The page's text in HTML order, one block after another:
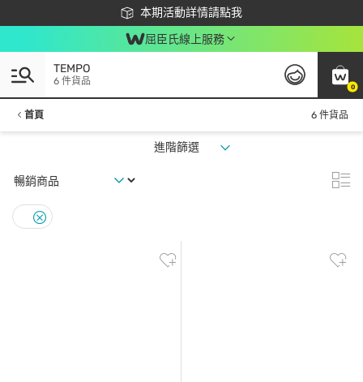
本期活動詳情請點我
下載app最高回饋$350
屈臣氏線上服務
0
TEMPO
6 件貨品
首頁 6 件貨品
進階篩選